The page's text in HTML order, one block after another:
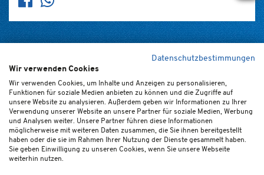
Home Kontakt Newsletter FAQ (de/en) Impressum
Datenschutz Ticket-AGB Cookie-Einstellungen
Datenschutzbestimmungen
Wir verwenden Cookies
Wir verwenden Cookies, um Inhalte und Anzeigen zu personalisieren,
Funktionen für soziale Medien anbieten zu können und die Zugriffe auf
unsere Website zu analysieren. Außerdem geben wir Informationen zu Ihrer
Verwendung unserer Website an unsere Partner für soziale Medien, Werbung
und Analysen weiter. Unsere Partner führen diese Informationen
möglicherweise mit weiteren Daten zusammen, die Sie ihnen bereitgestellt
haben oder die sie im Rahmen Ihrer Nutzung der Dienste gesammelt haben.
Sie geben Einwilligung zu unseren Cookies, wenn Sie unsere Webseite
weiterhin nutzen.